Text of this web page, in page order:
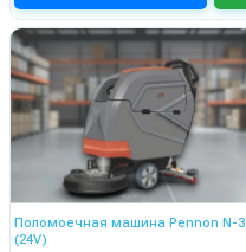
Поломоечная машина Pennon N-3
(24V)